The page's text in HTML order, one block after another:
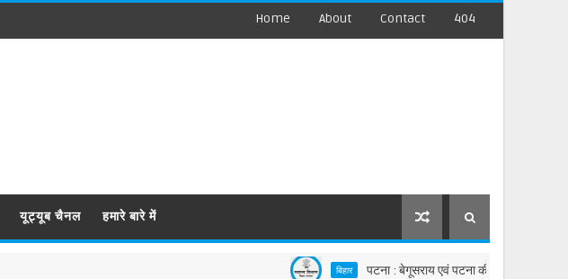
Home About Contact 404
यूट्यूब चैनल हमारे बारे में
बिहार पटना : बेगूसराय एवं पटना की घटनाओं पर स्वास्थ्य विभाग